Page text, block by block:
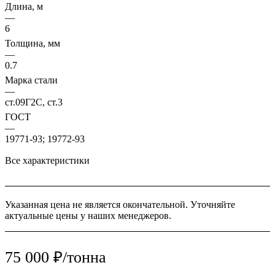
Длина, м
—
6
Толщина, мм
—
0.7
Марка стали
—
ст.09Г2С, ст.3
ГОСТ
—
19771-93; 19772-93
Все характеристики
Указанная цена не является окончательной. Уточняйте
актуальные цены у наших менеджеров.
75 000 ₽/тонна